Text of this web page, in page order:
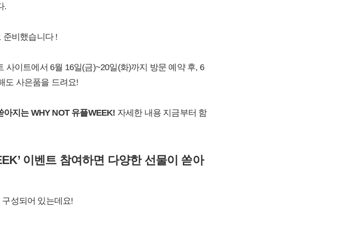
.
준비했습니다 !
이트에서 6월 16일(금)~20일(화)까지 방문 예약 후, 6
도 사은품을 드려요!
지는 WHY NOT 유플WEEK! 자세한 내용 지금부터 함
이벤트 참여하면 다양한 선물이 쏟아
성되어 있는데요!